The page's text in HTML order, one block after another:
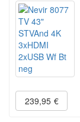
239,95 €